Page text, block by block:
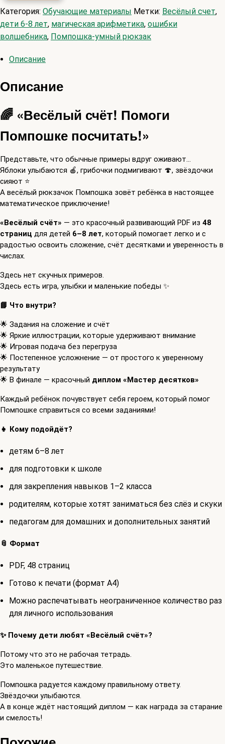
Весёлый
Категория: Обучающие материалы Метки: Весёлый счет,
дети 6-8 лет, магическая арифметика, ошибки
волшебника, Помпошка-умный рюкзак
Описание
Описание
🌈 «Весёлый счёт! Помоги
Помпошке посчитать!»
Представьте, что обычные примеры вдруг оживают…
Яблоки улыбаются 🍎, грибочки подмигивают 🍄, звёздочки
сияют ⭐
А весёлый рюкзачок Помпошка зовёт ребёнка в настоящее
математическое приключение!
«Весёлый счёт» — это красочный развивающий PDF из 48
страниц для детей 6–8 лет, который помогает легко и с
радостью освоить сложение, счёт десятками и уверенность в
числах.
Здесь нет скучных примеров.
Здесь есть игра, улыбки и маленькие победы ✨
📘 Что внутри?
🌟 Задания на сложение и счёт
🌟 Яркие иллюстрации, которые удерживают внимание
🌟 Игровая подача без перегруза
🌟 Постепенное усложнение — от простого к уверенному
результату
🌟 В финале — красочный диплом «Мастер десятков»
Каждый ребёнок почувствует себя героем, который помог
Помпошке справиться со всеми заданиями!
👧 Кому подойдёт?
детям 6–8 лет
для подготовки к школе
для закрепления навыков 1–2 класса
родителям, которые хотят заниматься без слёз и скуки
педагогам для домашних и дополнительных занятий
📎 Формат
PDF, 48 страниц
Готово к печати (формат A4)
Можно распечатывать неограниченное количество раз
для личного использования
✨Почему дети любят «Весёлый счёт»?
Потому что это не рабочая тетрадь.
Это маленькое путешествие.
Помпошка радуется каждому правильному ответу.
Звёздочки улыбаются.
А в конце ждёт настоящий диплом — как награда за старание
и смелость!